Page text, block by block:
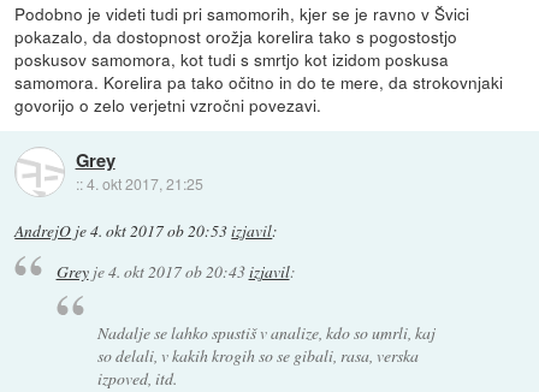
Podobno je videti tudi pri samomorih, kjer se je ravno v Švici
pokazalo, da dostopnost orožja korelira tako s pogostostjo
poskusov samomora, kot tudi s smrtjo kot izidom poskusa
samomora. Korelira pa tako očitno in do te mere, da strokovnjaki
govorijo o zelo verjetni vzročni povezavi.
Grey
::4. okt 2017, 21:25
AndrejO je4. okt 2017 ob 20:53izjavil:
Greyje4. okt 2017 ob 20:43izjavil:
Nadalje se lahko spustiš v analize, kdo so umrli, kaj
so delali, v kakih krogih so se gibali, rasa, verska
izpoved, itd.